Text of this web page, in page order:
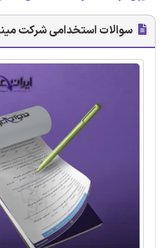
سوالات استخدامی شرکت